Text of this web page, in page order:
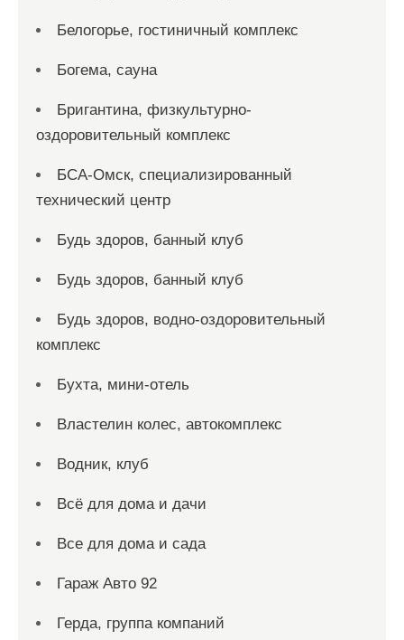
Белогорье, гостиничный комплекс
Богема, сауна
Бригантина, физкультурно-
оздоровительный комплекс
БСА-Омск, специализированный
технический центр
Будь здоров, банный клуб
Будь здоров, банный клуб
Будь здоров, водно-оздоровительный
комплекс
Бухта, мини-отель
Властелин колес, автокомплекс
Водник, клуб
Всё для дома и дачи
Все для дома и сада
Гараж Авто 92
Герда, группа компаний